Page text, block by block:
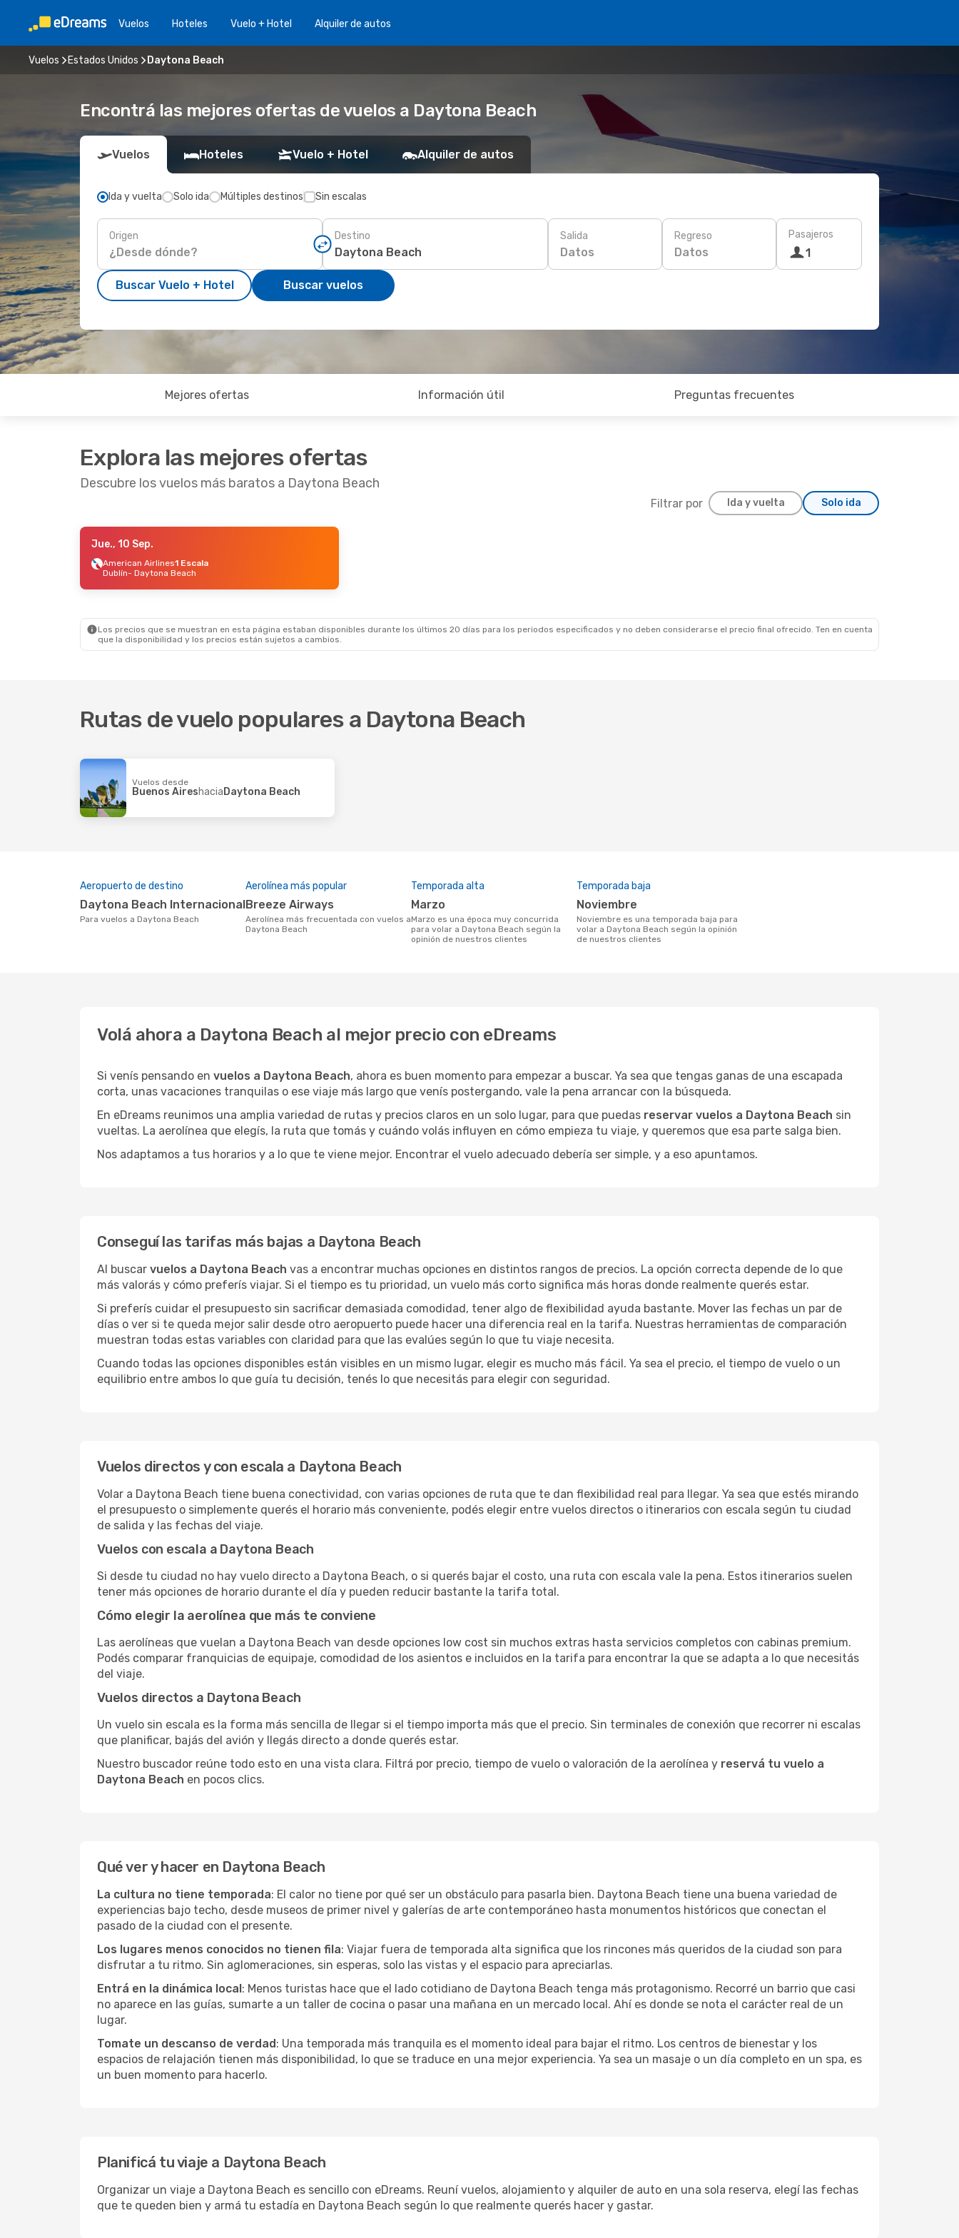
Vuelos Hoteles Vuelo + Hotel Alquiler de autos
Vuelos Estados Unidos Daytona Beach
Encontrá las mejores ofertas de vuelos a Daytona Beach
Vuelos Hoteles Vuelo + Hotel Alquiler de autos
Ida y vuelta Solo ida Múltiples destinos Sin escalas
Origen Destino Salida
Datos
Regreso
Datos
Pasajeros
1
Buscar Vuelo + Hotel Buscar vuelos
Mejores ofertas Información útil Preguntas frecuentes
Explora las mejores ofertas
Descubre los vuelos más baratos a Daytona Beach
Filtrar por Ida y vuelta Solo ida
- Sáb., 26 Sep.
Directo
Wenatchee, WA
Jue., 10 Sep.
American Airlines1 Escala
Dublín- Daytona Beach
Los precios que se muestran en esta página estaban disponibles durante los últimos 20 días para los periodos especificados y no deben considerarse el precio final ofrecido. Ten en cuenta
que la disponibilidad y los precios están sujetos a cambios.
Rutas de vuelo populares a Daytona Beach
Vuelos desde
Buenos Aireshacia Daytona Beach
Aeropuerto de destino
Daytona Beach Internacional
Para vuelos a Daytona Beach
Aerolínea más popular
Breeze Airways
Aerolínea más frecuentada con vuelos a
Daytona Beach
Temporada alta
marzo
marzo es una época muy concurrida
para volar a Daytona Beach según la
opinión de nuestros clientes
Temporada baja
noviembre
noviembre es una temporada baja para
volar a Daytona Beach según la opinión
de nuestros clientes
Volá ahora a Daytona Beach al mejor precio con eDreams
Si venís pensando en vuelos a Daytona Beach, ahora es buen momento para empezar a buscar. Ya sea que tengas ganas de una escapada
corta, unas vacaciones tranquilas o ese viaje más largo que venís postergando, vale la pena arrancar con la búsqueda.
En eDreams reunimos una amplia variedad de rutas y precios claros en un solo lugar, para que puedas reservar vuelos a Daytona Beach sin
vueltas. La aerolínea que elegís, la ruta que tomás y cuándo volás influyen en cómo empieza tu viaje, y queremos que esa parte salga bien.
Nos adaptamos a tus horarios y a lo que te viene mejor. Encontrar el vuelo adecuado debería ser simple, y a eso apuntamos.
Conseguí las tarifas más bajas a Daytona Beach
Al buscar vuelos a Daytona Beach vas a encontrar muchas opciones en distintos rangos de precios. La opción correcta depende de lo que
más valorás y cómo preferís viajar. Si el tiempo es tu prioridad, un vuelo más corto significa más horas donde realmente querés estar.
Si preferís cuidar el presupuesto sin sacrificar demasiada comodidad, tener algo de flexibilidad ayuda bastante. Mover las fechas un par de
días o ver si te queda mejor salir desde otro aeropuerto puede hacer una diferencia real en la tarifa. Nuestras herramientas de comparación
muestran todas estas variables con claridad para que las evalúes según lo que tu viaje necesita.
Cuando todas las opciones disponibles están visibles en un mismo lugar, elegir es mucho más fácil. Ya sea el precio, el tiempo de vuelo o un
equilibrio entre ambos lo que guía tu decisión, tenés lo que necesitás para elegir con seguridad.
Vuelos directos y con escala a Daytona Beach
Volar a Daytona Beach tiene buena conectividad, con varias opciones de ruta que te dan flexibilidad real para llegar. Ya sea que estés mirando
el presupuesto o simplemente querés el horario más conveniente, podés elegir entre vuelos directos o itinerarios con escala según tu ciudad
de salida y las fechas del viaje.
Vuelos con escala a Daytona Beach
Si desde tu ciudad no hay vuelo directo a Daytona Beach, o si querés bajar el costo, una ruta con escala vale la pena. Estos itinerarios suelen
tener más opciones de horario durante el día y pueden reducir bastante la tarifa total.
Cómo elegir la aerolínea que más te conviene
Las aerolíneas que vuelan a Daytona Beach van desde opciones low cost sin muchos extras hasta servicios completos con cabinas premium.
Podés comparar franquicias de equipaje, comodidad de los asientos e incluidos en la tarifa para encontrar la que se adapta a lo que necesitás
del viaje.
Vuelos directos a Daytona Beach
Un vuelo sin escala es la forma más sencilla de llegar si el tiempo importa más que el precio. Sin terminales de conexión que recorrer ni escalas
que planificar, bajás del avión y llegás directo a donde querés estar.
Nuestro buscador reúne todo esto en una vista clara. Filtrá por precio, tiempo de vuelo o valoración de la aerolínea y reservá tu vuelo a
Daytona Beach en pocos clics.
Qué ver y hacer en Daytona Beach
La cultura no tiene temporada: El calor no tiene por qué ser un obstáculo para pasarla bien. Daytona Beach tiene una buena variedad de
experiencias bajo techo, desde museos de primer nivel y galerías de arte contemporáneo hasta monumentos históricos que conectan el
pasado de la ciudad con el presente.
Los lugares menos conocidos no tienen fila: Viajar fuera de temporada alta significa que los rincones más queridos de la ciudad son para
disfrutar a tu ritmo. Sin aglomeraciones, sin esperas, solo las vistas y el espacio para apreciarlas.
Entrá en la dinámica local: Menos turistas hace que el lado cotidiano de Daytona Beach tenga más protagonismo. Recorré un barrio que casi
no aparece en las guías, sumarte a un taller de cocina o pasar una mañana en un mercado local. Ahí es donde se nota el carácter real de un
lugar.
Tomate un descanso de verdad: Una temporada más tranquila es el momento ideal para bajar el ritmo. Los centros de bienestar y los
espacios de relajación tienen más disponibilidad, lo que se traduce en una mejor experiencia. Ya sea un masaje o un día completo en un spa, es
un buen momento para hacerlo.
Planificá tu viaje a Daytona Beach
Organizar un viaje a Daytona Beach es sencillo con eDreams. Reuní vuelos, alojamiento y alquiler de auto en una sola reserva, elegí las fechas
que te queden bien y armá tu estadía en Daytona Beach según lo que realmente querés hacer y gastar.